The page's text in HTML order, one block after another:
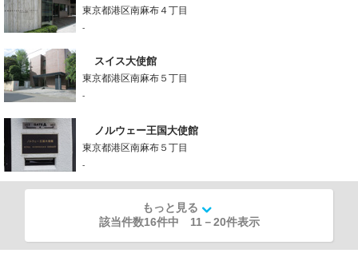
東京都港区南麻布４丁目
-
スイス大使館
東京都港区南麻布５丁目
-
ノルウェー王国大使館
東京都港区南麻布５丁目
-
もっと見る
該当件数16件中 11 －20件表示